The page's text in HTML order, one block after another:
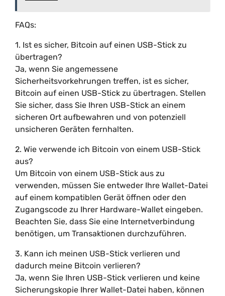
FAQs:
1. Ist es sicher, Bitcoin auf einen USB-Stick zu
übertragen?
Ja, wenn Sie angemessene
Sicherheitsvorkehrungen treffen, ist es sicher,
Bitcoin auf einen USB-Stick zu übertragen. Stellen
Sie sicher, dass Sie Ihren USB-Stick an einem
sicheren Ort aufbewahren und von potenziell
unsicheren Geräten fernhalten.
2. Wie verwende ich Bitcoin von einem USB-Stick
aus?
Um Bitcoin von einem USB-Stick aus zu
verwenden, müssen Sie entweder Ihre Wallet-Datei
auf einem kompatiblen Gerät öffnen oder den
Zugangscode zu Ihrer Hardware-Wallet eingeben.
Beachten Sie, dass Sie eine Internetverbindung
benötigen, um Transaktionen durchzuführen.
3. Kann ich meinen USB-Stick verlieren und
dadurch meine Bitcoin verlieren?
Ja, wenn Sie Ihren USB-Stick verlieren und keine
Sicherungskopie Ihrer Wallet-Datei haben, können